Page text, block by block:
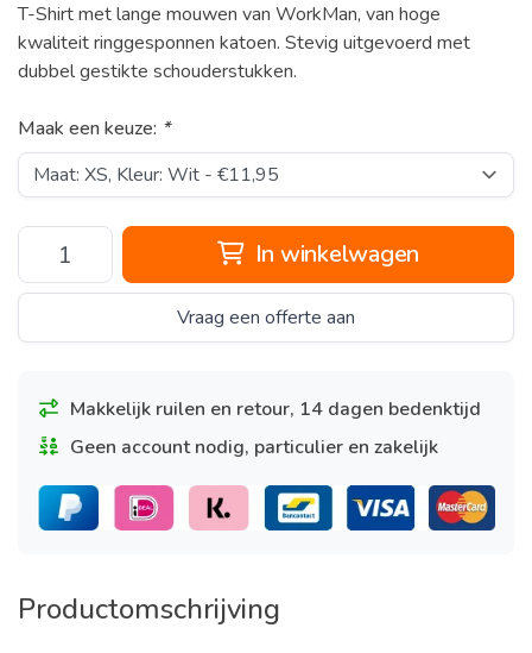
T-Shirt met lange mouwen van WorkMan, van hoge
kwaliteit ringgesponnen katoen. Stevig uitgevoerd met
dubbel gestikte schouderstukken.
Maak een keuze: *
In winkelwagen
Vraag een offerte aan
Makkelijk ruilen en retour, 14 dagen bedenktijd
Geen account nodig, particulier en zakelijk
Productomschrijving